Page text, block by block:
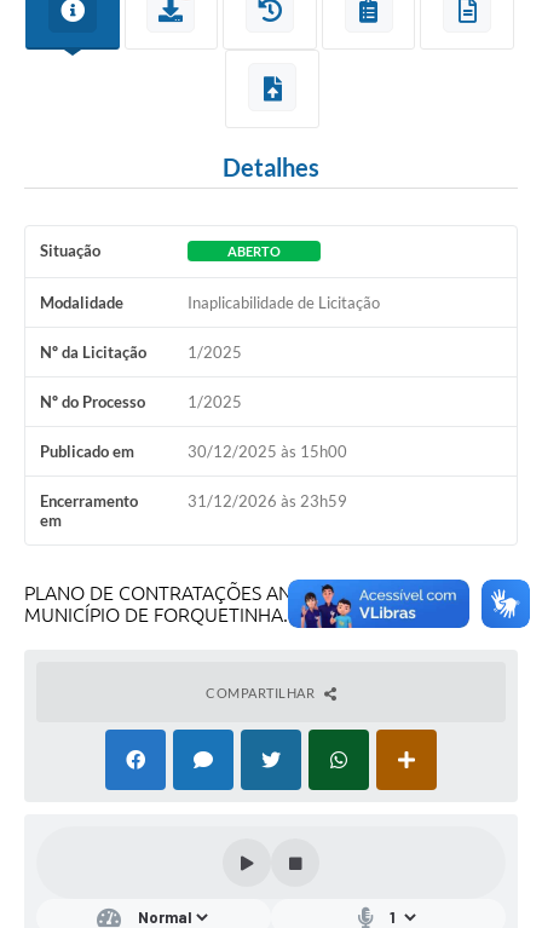
Detalhes
Situação ABERTO
Modalidade Inaplicabilidade de Licitação
Nº da Licitação 1/2025
Nº do Processo 1/2025
Publicado em 30/12/2025 às 15h00
Encerramento
em
31/12/2026 às 23h59
PLANO DE CONTRATAÇÕES ANUAL DE 2026 DO
MUNICÍPIO DE FORQUETINHA.
COMPARTILHAR